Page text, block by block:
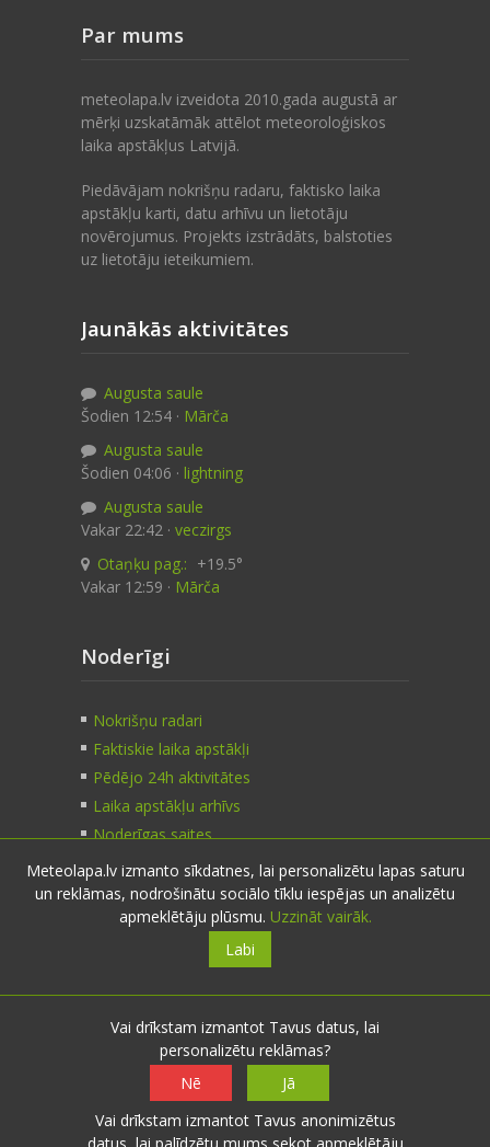
Par mums
meteolapa.lv izveidota 2010.gada augustā ar
mērķi uzskatāmāk attēlot meteoroloģiskos
laika apstākļus Latvijā.
Piedāvājam nokrišņu radaru, faktisko laika
apstākļu karti, datu arhīvu un lietotāju
novērojumus. Projekts izstrādāts, balstoties
uz lietotāju ieteikumiem.
Jaunākās aktivitātes
Augusta saule
Šodien 12:54 · Mārča
Augusta saule
Šodien 04:06 · lightning
Augusta saule
Vakar 22:42 · veczirgs
Otaņķu pag.: +19.5°
Vakar 12:59 · Mārča
Noderīgi
Nokrišņu radari
Faktiskie laika apstākļi
Pēdējo 24h aktivitātes
Laika apstākļu arhīvs
Noderīgas saites
Kontakti
nosūti ziņu
Seko mums
Meteolapa.lv izmanto sīkdatnes, lai personalizētu lapas saturu
un reklāmas, nodrošinātu sociālo tīklu iespējas un analizētu
apmeklētāju plūsmu. Uzzināt vairāk.
Labi
Vai drīkstam izmantot Tavus datus, lai
personalizētu reklāmas?
Nē
Jā
Vai drīkstam izmantot Tavus anonimizētus